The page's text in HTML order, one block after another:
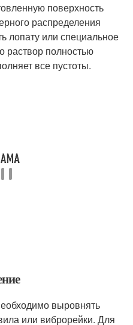
поверхность
распределения
лопату или специальное
раствор полностью
все пустоты.
выровнять
или виброрейки. Для